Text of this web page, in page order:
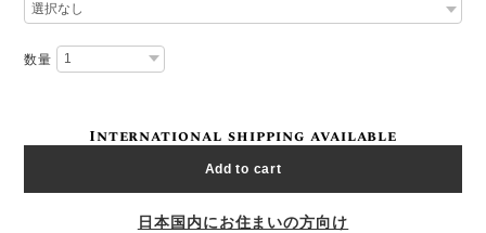
数量
International shipping available
Add to cart
日本国内にお住まいの方向け